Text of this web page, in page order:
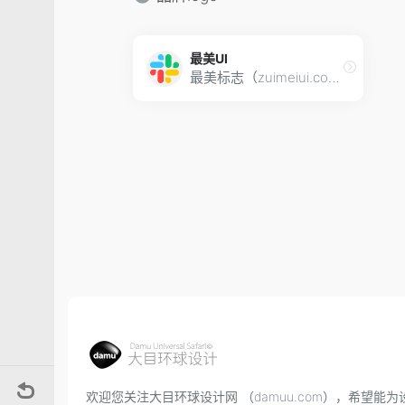
最美UI
最美标志（zuimeiui.com）是一个品牌Logo设计公司品牌标志设计大全网站。提供各大品牌logo标志设计欣赏与品牌文化赏析，为你的公司品牌创作一个高大上logo标志设计是你开拓商业的第一步！
欢迎您关注大目环球设计网 （damuu.com），希望能为